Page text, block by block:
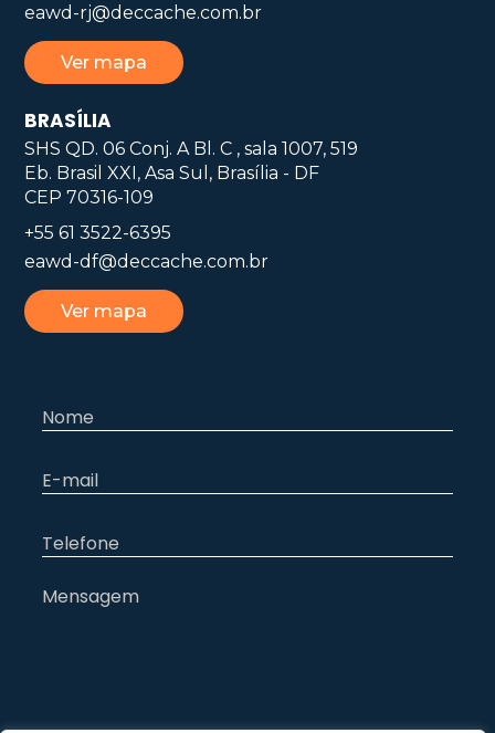
eawd-rj@deccache.com.br
Ver mapa
BRASÍLIA
SHS QD. 06 Conj. A Bl. C , sala 1007, 519
Eb. Brasil XXI, Asa Sul, Brasília - DF
CEP 70316-109
+55 61 3522-6395
eawd-df@deccache.com.br
Ver mapa